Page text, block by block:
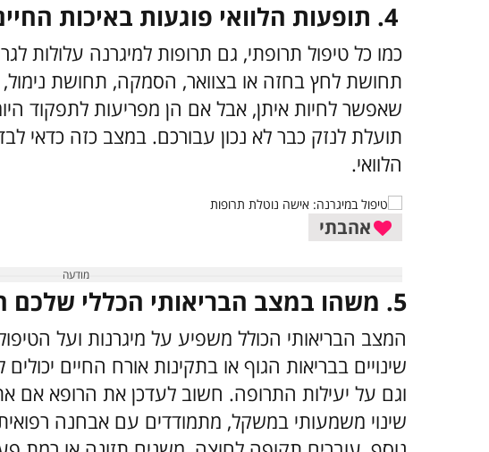
4. תופעות הלוואי פוגעות באיכות החיים
כמו כל טיפול תרופתי, גם תרופות למיגרנה עלולות
תחושת לחץ בחזה או בצוואר, הסמקה, תחושת נימול,
שאפשר לחיות איתן, אבל אם הן מפריעות לתפקוד
תועלת לנזק כבר לא נכון עבורכם. במצב כזה כדאי
הלוואי.
אהבתי
5. משהו במצב הבריאותי הכללי שלכם השתנה
המצב הבריאותי הכולל משפיע על מיגרנות ועל
שינויים בבריאות הגוף או בתקינות אורח החיים
וגם על יעילות התרופה. חשוב לעדכן את הרופא אם
שינוי משמעותי במשקל, מתמודדים עם אבחנה